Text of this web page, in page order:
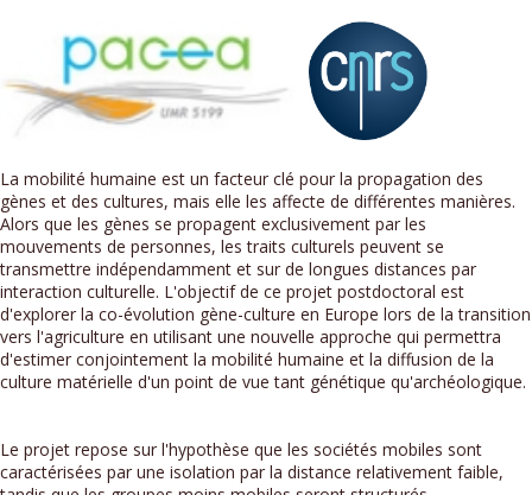
La mobilité humaine est un facteur clé pour la propagation des
gènes et des cultures, mais elle les affecte de différentes manières.
Alors que les gènes se propagent exclusivement par les
mouvements de personnes, les traits culturels peuvent se
transmettre indépendamment et sur de longues distances par
interaction culturelle. L'objectif de ce projet postdoctoral est
d'explorer la co-évolution gène-culture en Europe lors de la transition
vers l'agriculture en utilisant une nouvelle approche qui permettra
d'estimer conjointement la mobilité humaine et la diffusion de la
culture matérielle d'un point de vue tant génétique qu'archéologique.
Le projet repose sur l'hypothèse que les sociétés mobiles sont
caractérisées par une isolation par la distance relativement faible,